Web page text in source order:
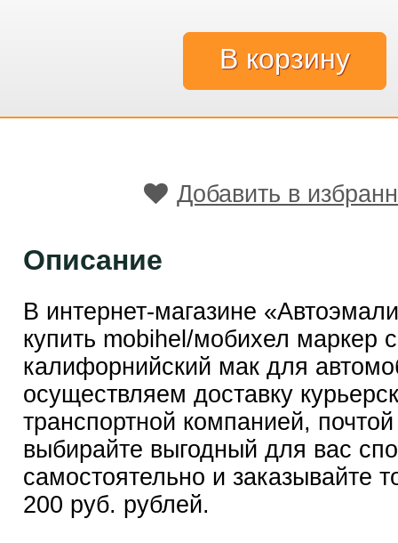
Добавить в
Описание
В интернет-магазине
купить mobihel/мобихел маркер
калифорнийский мак для
осуществляем доставку
транспортной компанией,
выбирайте выгодный для вас
самостоятельно и заказывайте
200 руб. рублей.